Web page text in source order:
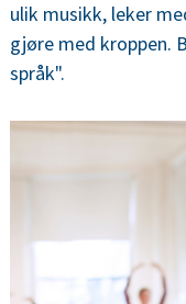
ulik musikk, leker
gjøre med kroppen.
språk".